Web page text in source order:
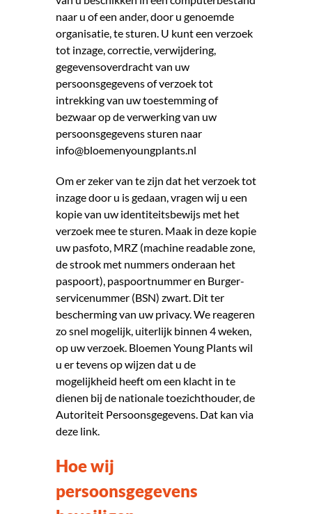
naar u of een ander, door u genoemde
organisatie, te sturen. U kunt een verzoek
tot inzage, correctie, verwijdering,
gegevensoverdracht van uw
persoonsgegevens of verzoek tot
intrekking van uw toestemming of
bezwaar op de verwerking van uw
persoonsgegevens sturen naar
info@bloemenyoungplants.nl
Om er zeker van te zijn dat het verzoek tot
inzage door u is gedaan, vragen wij u een
kopie van uw identiteitsbewijs met het
verzoek mee te sturen. Maak in deze kopie
uw pasfoto, MRZ (machine readable zone,
de strook met nummers onderaan het
paspoort), paspoortnummer en Burger­
servicenummer (BSN) zwart. Dit ter
bescherming van uw privacy. We reageren
zo snel mogelijk, uiterlijk binnen 4 weken,
op uw verzoek. Bloemen Young Plants wil
u er tevens op wijzen dat u de
mogelijkheid heeft om een klacht in te
dienen bij de nationale toezichthouder, de
Autoriteit Persoonsgegevens. Dat kan via
deze link.
Hoe wij
persoonsgegevens